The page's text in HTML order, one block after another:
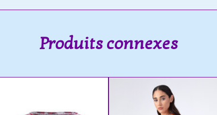
Produits connexes